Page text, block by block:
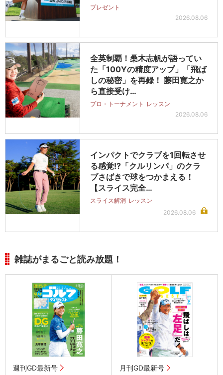
プレゼント
2026.08.06
全英制覇！桑木志帆が語ってい
た「100Yの精度アップ」「飛ば
しの秘密」を再録！ 藤田寛之か
ら直接受け…
プロ・トーナメント レッスン
2026.08.06
インパクトでクラブを1回転させ
る感覚!?「クルリンパ」のクラ
ブさばきで球をつかまえる！
【スライス完全…
スライス解消 レッスン
2026.08.06
雑誌がまるごと読み放題！
週刊GD最新号 月刊GD最新号